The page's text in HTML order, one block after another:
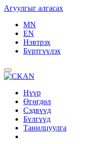
Агуулгыг алгасах
MN
EN
Нэвтрэх
Бүртгүүлэх
Нүүр
Өгөгдөл
Сэдвүүд
Бүлгүүд
Танилцуулга